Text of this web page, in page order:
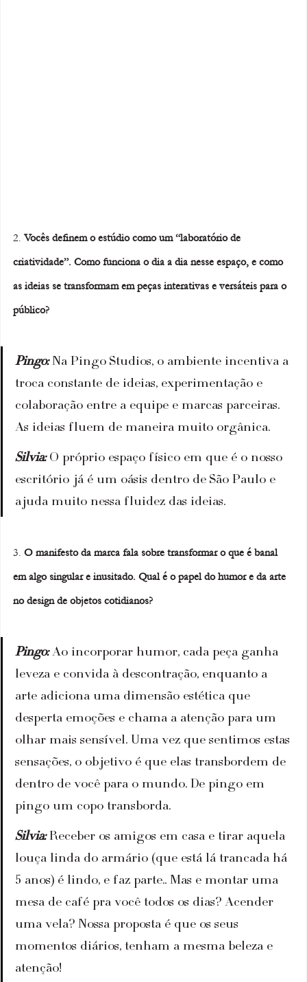
2. Vocês definem o estúdio como um “laboratório de
criatividade”. Como funciona o dia a dia nesse espaço, e como
as ideias se transformam em peças interativas e versáteis para o
público?
Pingo: Na Pingo Studios, o ambiente incentiva a
troca constante de ideias, experimentação e
colaboração entre a equipe e marcas parceiras.
As ideias fluem de maneira muito orgânica.
Silvia: O próprio espaço físico em que é o nosso
escritório já é um oásis dentro de São Paulo e
ajuda muito nessa fluidez das ideias.
3. O manifesto da marca fala sobre transformar o que é banal
em algo singular e inusitado. Qual é o papel do humor e da arte
no design de objetos cotidianos?
Pingo: Ao incorporar humor, cada peça ganha
leveza e convida à descontração, enquanto a
arte adiciona uma dimensão estética que
desperta emoções e chama a atenção para um
olhar mais sensível. Uma vez que sentimos estas
sensações, o objetivo é que elas transbordem de
dentro de você para o mundo. De pingo em
pingo um copo transborda.
Silvia: Receber os amigos em casa e tirar aquela
louça linda do armário (que está lá trancada há
5 anos) é lindo, e faz parte.. Mas e montar uma
mesa de café pra você todos os dias? Acender
uma vela? Nossa proposta é que os seus
momentos diários, tenham a mesma beleza e
atenção!